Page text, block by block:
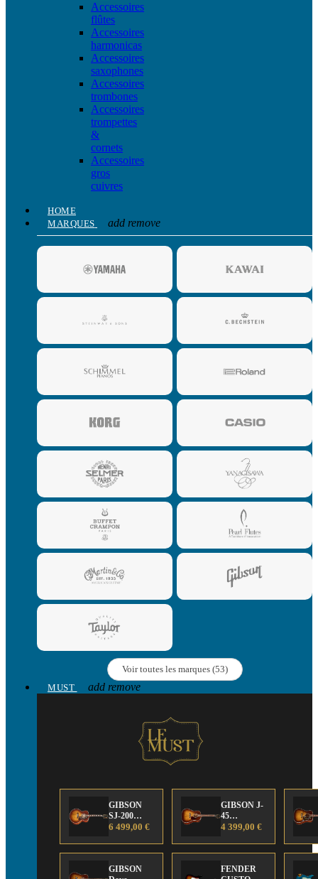
Accessoires
flûtes
Accessoires
harmonicas
Accessoires
saxophones
Accessoires
trombones
Accessoires
trompettes
&
cornets
Accessoires
gros
cuivres
HOME
MARQUES
add remove
Voir toutes les marques (53)
MUST
add remove
GIBSON
SJ-200
Anniversary
Edition
6 499,00 €
GIBSON J-
45
Anniversary
Edition
4 399,00 €
GIBSON
FENDER